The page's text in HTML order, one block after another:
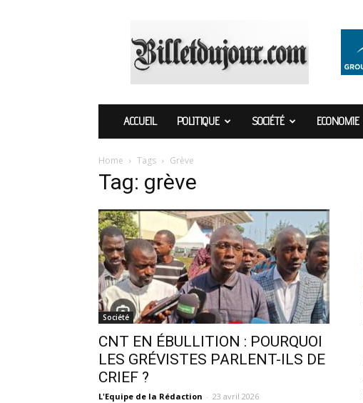
ACCUEIL POLITIQUE SOCIÉTÉ ECONOMIE
Home Tags Grève
Tag: grève
Société
CNT EN ÉBULLITION : POURQUOI
LES GRÉVISTES PARLENT-ILS DE
CRIEF ?
L'Equipe de la Rédaction - 23 avril 2026